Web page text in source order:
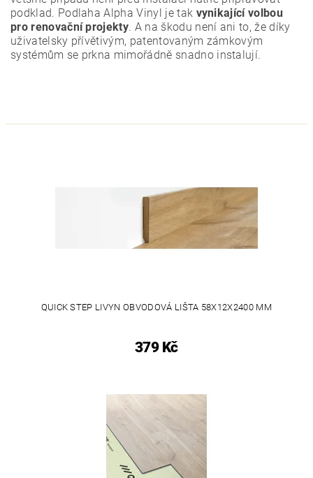
podklad. Podlaha Alpha Vinyl je tak vynikající volbou
pro renovační projekty. A na škodu není ani to, že díky
uživatelsky přívětivým, patentovaným zámkovým
systémům se prkna mimořádně snadno instalují.
QUICK STEP LIVYN OBVODOVÁ LIŠTA 58X12X2400 MM
379 Kč